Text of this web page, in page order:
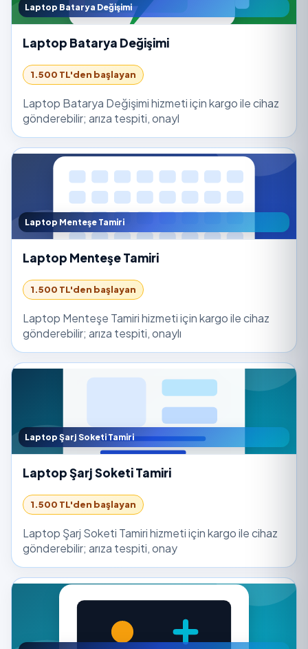
Laptop Batarya Değişimi
Laptop Batarya Değişimi
1.500 TL'den başlayan
Laptop Batarya Değişimi hizmeti için kargo ile cihaz
gönderebilir; arıza tespiti, onayl
Laptop Menteşe Tamiri
Laptop Menteşe Tamiri
1.500 TL'den başlayan
Laptop Menteşe Tamiri hizmeti için kargo ile cihaz
gönderebilir; arıza tespiti, onaylı
Laptop Şarj Soketi Tamiri
Laptop Şarj Soketi Tamiri
1.500 TL'den başlayan
Laptop Şarj Soketi Tamiri hizmeti için kargo ile cihaz
gönderebilir; arıza tespiti, onay